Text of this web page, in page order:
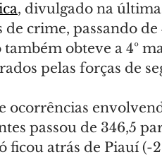
, divulgado na
de crime, passando
obteve a 4º
pelas forças de
ocorrências
passou de 346,5
atrás de Piauí (-